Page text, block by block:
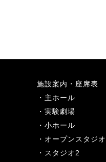
施設案内・座席表
主ホール
実験劇場
小ホール
オープンスタジオ
スタジオ2